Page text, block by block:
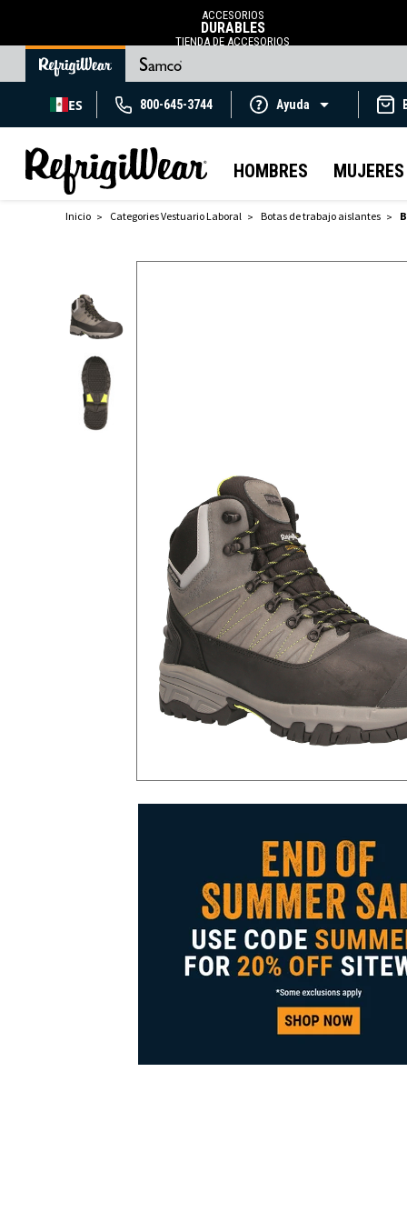
ACCESORIOS
DURABLES
TIENDA DE ACCESORIOS
ES 800-645-3744 Ayuda
HOMBRES MUJERES
Inicio Categories Vestuario Laboral Botas de trabajo aislantes